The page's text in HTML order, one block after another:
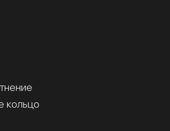
кольцо